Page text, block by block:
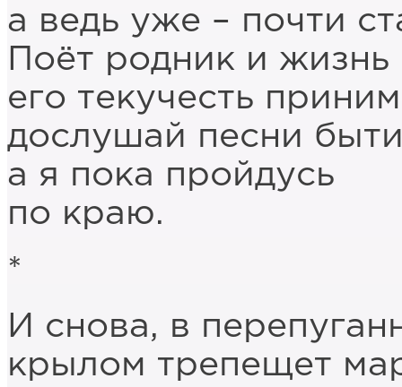
а ведь уже – почти
Поёт родник и жизнь
его текучесть
дослушай песни
а я пока пройдусь
по краю.
*
И снова, в
крылом трепещет